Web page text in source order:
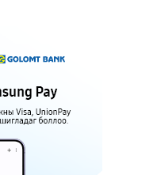
холбогдуулан онцын
Улсад аялахгүй байхыг